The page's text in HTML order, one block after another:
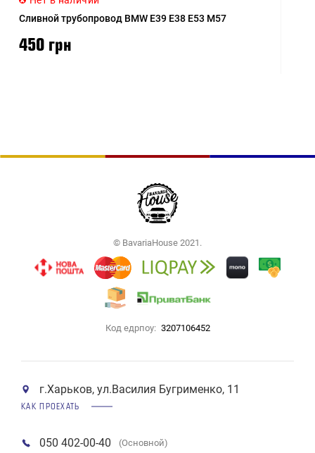
Сливной трубопровод BMW E39 E38 E53 M57
450 грн
© BavariaHouse 2021.
Код едрпоу: 3207106452
г.Харьков, ул.Василия Бугрименко, 11
КАК ПРОЕХАТЬ
050 402-00-40 (Основной)